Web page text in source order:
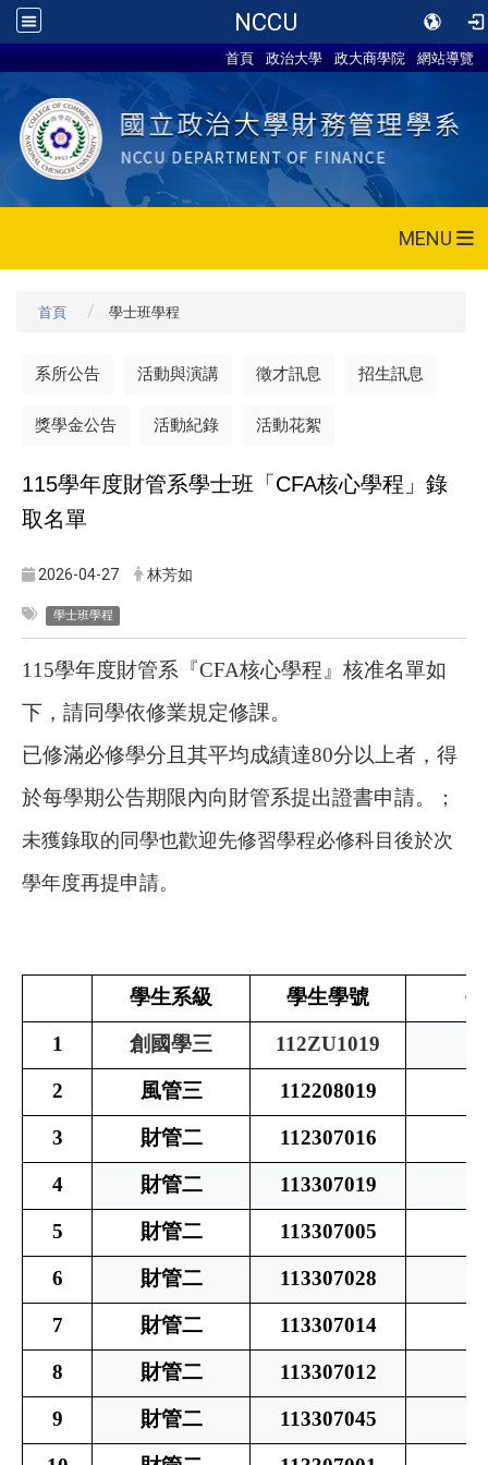
NCCU
首頁 政治大學 政大商學院 網站導覽
MENU
首頁 學士班學程
系所公告 活動與演講 徵才訊息 招生訊息
獎學金公告 活動紀錄 活動花絮
115學年度財管系學士班「CFA核心學程」錄
取名單
2026-04-27 林芳如
學士班學程
115學年度財管系『CFA核心學程』核准名單如
下，請同學依修業規定修課。
已修滿必修學分且其平均成績達80分以上者，得
於每學期公告期限內向財管系提出證書申請。
；
未獲錄取的同學也歡迎先修習學程必修科目後於次
學年度再提申請。
學生系級 學生學號
1 創國學三 112ZU1019
2 風管三 112208019
3 財管二 112307016
4 財管二 113307019
5 財管二 113307005
6 財管二 113307028
7 財管二 113307014
8 財管二 113307012
9 財管二 113307045